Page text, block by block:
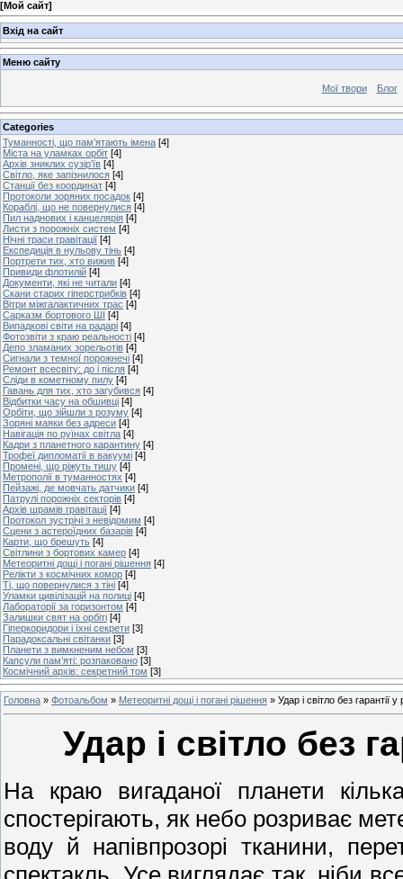
[Мой сайт]
Вхід на сайт
Меню сайту
Мої твори Блог
Categories
Туманності, що пам’ятають імена [4]
Міста на уламках орбіт [4]
Архів зниклих сузір’їв [4]
Світло, яке запізнилося [4]
Станції без координат [4]
Протоколи зоряних посадок [4]
Кораблі, що не повернулися [4]
Пил наднових і канцелярія [4]
Листи з порожніх систем [4]
Нічні траси гравітації [4]
Експедиція в нульову тінь [4]
Портрети тих, хто вижив [4]
Привиди флотилій [4]
Документи, які не читали [4]
Скани старих гіперстрибків [4]
Вітри міжгалактичних трас [4]
Сарказм бортового ШІ [4]
Випадкові світи на радарі [4]
Фотозвіти з краю реальності [4]
Депо зламаних зорельотів [4]
Сигнали з темної порожнечі [4]
Ремонт всесвіту: до і після [4]
Сліди в кометному пилу [4]
Гавань для тих, хто загубився [4]
Відбитки часу на обшивці [4]
Орбіти, що зійшли з розуму [4]
Зоряні маяки без адреси [4]
Навігація по руїнах світла [4]
Кадри з планетного карантину [4]
Трофеї дипломатії в вакуумі [4]
Промені, що ріжуть тишу [4]
Метрополії в туманностях [4]
Пейзажі, де мовчать датчики [4]
Патрулі порожніх секторів [4]
Архів шрамів гравітації [4]
Протокол зустрічі з невідомим [4]
Сцени з астероїдних базарів [4]
Карти, що брешуть [4]
Світлини з бортових камер [4]
Метеоритні дощі і погані рішення [4]
Релікти з космічних комор [4]
Ті, що повернулися з тіні [4]
Уламки цивілізацій на полиці [4]
Лабораторії за горизонтом [4]
Залишки свят на орбіті [4]
Гіперкоридори і їхні секрети [3]
Парадоксальні світанки [3]
Планети з вимкненим небом [3]
Капсули пам’яті: розпаковано [3]
Космічний архів: секретний том [3]
Головна » Фотоальбом » Метеоритні дощі і погані рішення » Удар і світло без гарантії
Удар і світло без
На краю вигаданої планети
спостерігають, як небо розриває
воду й напівпрозорі тканини,